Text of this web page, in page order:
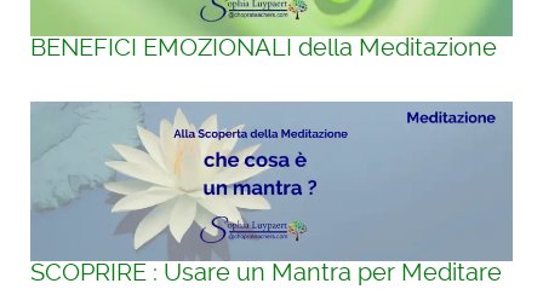
BENEFICI EMOZIONALI della Meditazione
SCOPRIRE : Usare un Mantra per Meditare